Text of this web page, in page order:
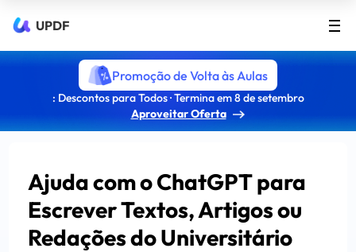
UPDF
Promoção de Volta às Aulas
: Descontos para Todos · Termina em 8 de setembro
Aproveitar Oferta
Ajuda com o ChatGPT para
Escrever Textos, Artigos ou
Redações do Universitário